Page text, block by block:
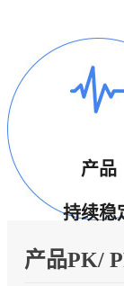
产品
持续稳
产品PK/